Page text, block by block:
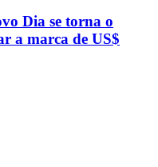
Dia se torna o
a marca de US$